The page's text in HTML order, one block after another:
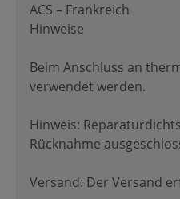
ACS – Frankreich
Hinweise
Beim Anschluss an
verwendet werden.
Hinweis:
Rücknahme
Versand: Der Versand